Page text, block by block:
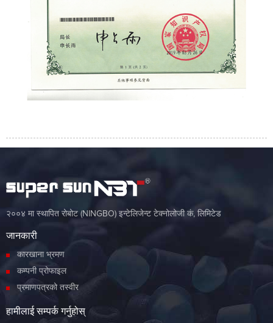
२००४ मा स्थापित रोबोट (NINGBO) इन्टेलिजेन्ट टेक्नोलोजी कं, लिमिटेड
जानकारी
कारखाना भ्रमण
कम्पनी प्रोफाइल
प्रमाणपत्रको तस्वीर
हामीलाई सम्पर्क गर्नुहोस्